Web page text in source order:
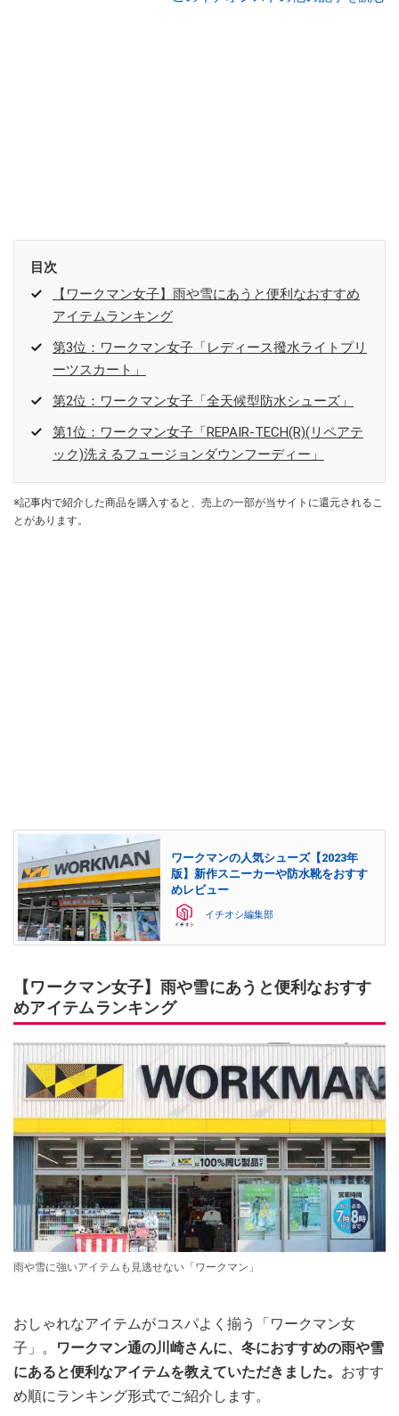
スマホ1つでスキマ時間に効率的に稼ぐ！』（翔泳社刊） ほか著書多
目次
【ワークマン女子】雨や雪にあうと便利なおすすめ
アイテムランキング
第3位：ワークマン女子「レディース撥水ライトプリ
ーツスカート」
第2位：ワークマン女子「全天候型防水シューズ」
第1位：ワークマン女子「REPAIR-TECH(R)(リペアテ
ック)洗えるフュージョンダウンフーディー」
※記事内で紹介した商品を購入すると、売上の一部が当サイトに還元されるこ
とがあります。
ワークマンの人気シューズ【2023年
版】新作スニーカーや防水靴をおすす
めレビュー
イチオシ編集部
【ワークマン女子】雨や雪にあうと便利なおすす
めアイテムランキング
雨や雪に強いアイテムも見逃せない「ワークマン」
おしゃれなアイテムがコスパよく揃う「ワークマン女
子」。
ワークマン通の川崎さんに、冬におすすめの雨や雪
にあると便利なアイテムを教えていただきました。 おすす
め順にランキング形式でご紹介します。